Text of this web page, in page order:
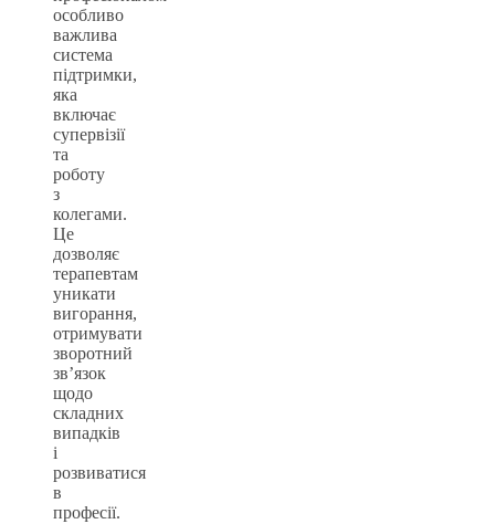
особливо
важлива
система
підтримки,
яка
включає
супервізії
та
роботу
з
колегами.
Це
дозволяє
терапевтам
уникати
вигорання,
отримувати
зворотний
зв’язок
щодо
складних
випадків
і
розвиватися
в
професії.